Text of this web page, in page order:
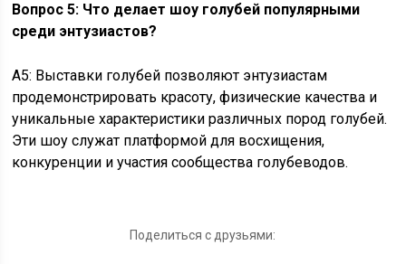
Вопрос 5: Что делает шоу голубей популярными
среди энтузиастов?
A5: Выставки голубей позволяют энтузиастам
продемонстрировать красоту, физические качества и
уникальные характеристики различных пород голубей.
Эти шоу служат платформой для восхищения,
конкуренции и участия сообщества голубеводов.
Поделиться с друзьями: